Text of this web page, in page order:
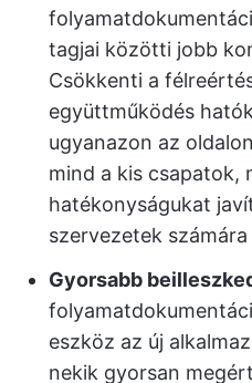
tagjai közötti jobb
Csökkenti a
együttműködés
ugyanazon az
mind a kis csapatok,
hatékonyságukat
szervezetek
Gyorsabb
eszköz az új
nekik gyorsan